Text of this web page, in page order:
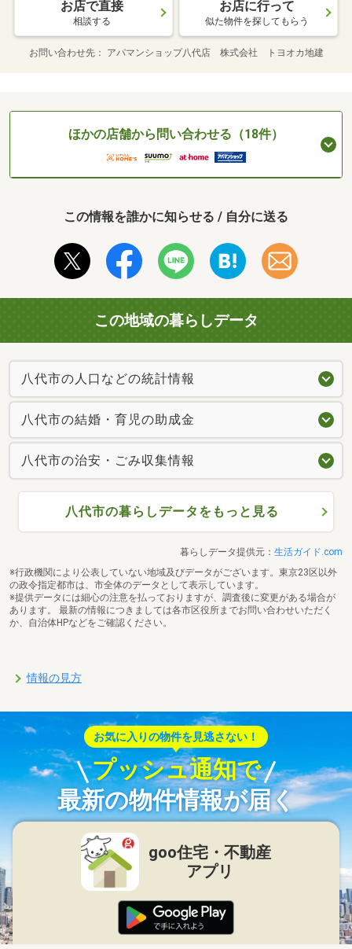
お店で直接
相談する
お店に行って
似た物件を探してもらう
お問い合わせ先 アパマンショップ八代店 株式会社 トヨオカ地建
ほかの店舗から問い合わせる（18件）
この情報を誰かに知らせる / 自分に送る
この地域の暮らしデータ
八代市の人口などの統計情報
八代市の結婚・育児の助成金
八代市の治安・ごみ収集情報
八代市の暮らしデータをもっと見る
暮らしデータ提供元： 生活ガイド.com
※行政機関により公表していない地域及びデータがございます。東京23区以外
の政令指定都市は、市全体のデータとして表示しています。
※提供データには細心の注意を払っておりますが、調査後に変更がある場合が
あります。 最新の情報につきましては各市区役所までお問い合わせいただく
か、自治体HPなどをご確認ください。
情報の見方
お気に入りの物件を見逃さない！
プッシュ通知で
最新の物件情報が届く
goo住宅・不動産
アプリ